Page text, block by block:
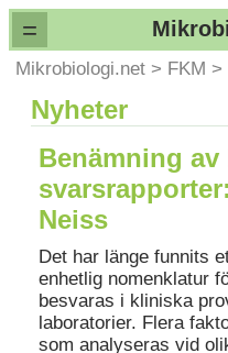
=
Mikrobiologi.net > FKM >
Nyheter
Benämning
Neiss
Det har länge funnits
enhetlig nomenklatur
besvaras i kliniska
laboratorier. Flera
som analyseras vid